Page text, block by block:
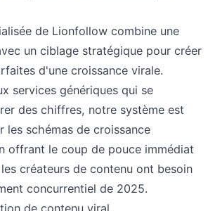
de Lionfollow combine une
un ciblage stratégique pour créer
d'une croissance virale.
services génériques qui se
des chiffres, notre système est
les schémas de croissance
offrant le coup de pouce immédiat
créateurs de contenu ont besoin
concurrentiel de 2025.